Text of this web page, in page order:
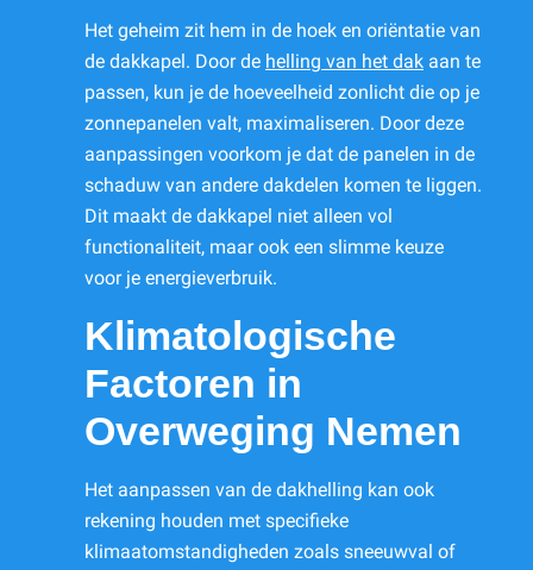
Het geheim zit hem in de hoek en oriëntatie van
de dakkapel. Door de helling van het dak aan te
passen, kun je de hoeveelheid zonlicht die op je
zonnepanelen valt, maximaliseren. Door deze
aanpassingen voorkom je dat de panelen in de
schaduw van andere dakdelen komen te liggen.
Dit maakt de dakkapel niet alleen vol
functionaliteit, maar ook een slimme keuze
voor je energieverbruik.
Klimatologische
Factoren in
Overweging Nemen
Het aanpassen van de dakhelling kan ook
rekening houden met specifieke
klimaatomstandigheden zoals sneeuwval of